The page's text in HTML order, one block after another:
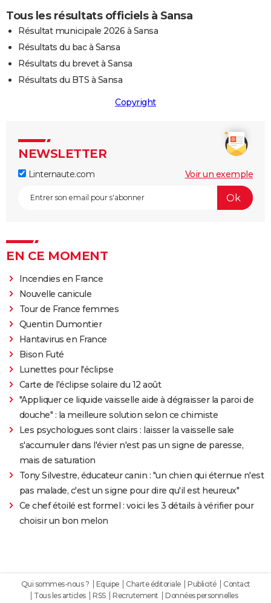
Tous les résultats officiels à Sansa
Résultat municipale 2026 à Sansa
Résultats du bac à Sansa
Résultats du brevet à Sansa
Résultats du BTS à Sansa
Copyright
NEWSLETTER
Linternaute.com Voir un exemple
EN CE MOMENT
Incendies en France
Nouvelle canicule
Tour de France femmes
Quentin Dumontier
Hantavirus en France
Bison Futé
Lunettes pour l'éclipse
Carte de l'éclipse solaire du 12 août
"Appliquer ce liquide vaisselle aide à dégraisser la paroi de
douche" : la meilleure solution selon ce chimiste
Les psychologues sont clairs : laisser la vaisselle sale
s'accumuler dans l'évier n'est pas un signe de paresse,
mais de saturation
Tony Silvestre, éducateur canin : "un chien qui éternue n'est
pas malade, c'est un signe pour dire qu'il est heureux"
Ce chef étoilé est formel : voici les 3 détails à vérifier pour
choisir un bon melon
Qui sommes-nous ? Equipe Charte éditoriale Publicité
Contact
Tous les articles
RSS Recrutement
Données personnelles